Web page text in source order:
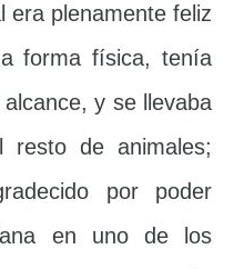
era plenamente feliz
forma física, tenía
y se llevaba
resto de animales;
por poder
en uno de los